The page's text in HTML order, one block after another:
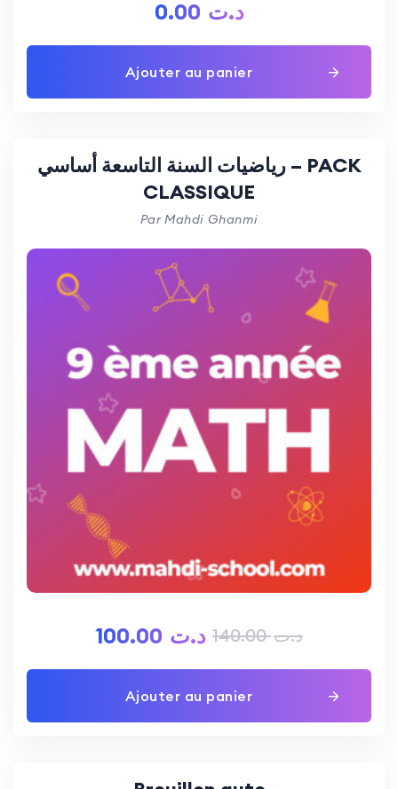
0.00 د.ت
Ajouter au panier
رياضيات السنة التاسعة أساسي – PACK
CLASSIQUE
Par Mahdi Ghanmi
100.00 د.ت 140.00د.ت
Ajouter au panier